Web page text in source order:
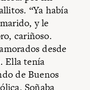
“Ya había
y le
cariñoso.
desde
Ella tenía
de Buenos
Soñaba